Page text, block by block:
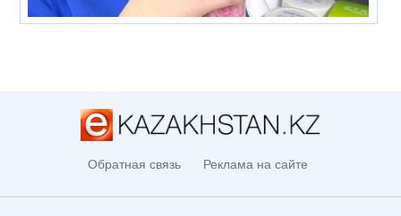
Обратная связь Реклама на сайте